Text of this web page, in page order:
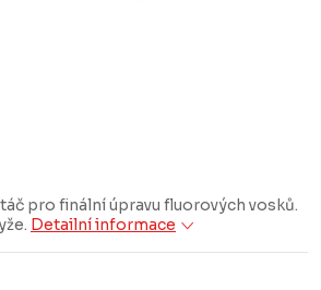
pro finální úpravu fluorových vosků.
Detailní informace